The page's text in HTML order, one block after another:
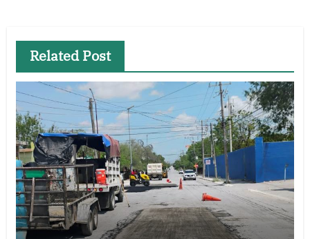
Related Post